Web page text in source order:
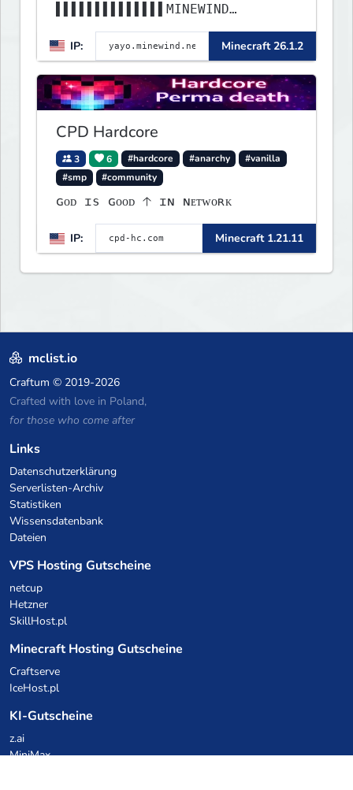
▌▌▌▌▌▌▌▌▌▌▌▌▌▌MINEWIND
▌▌▌▌▌▌▌▌▌▌▌▌▌▌▌▌▌▌▌▌▌▌▌▌▌▌▌▌▌▌
▌▌▌▌▌▌▌▌▌▌▌▌▌▌▌▌▌▌▌▌▌▌
IP: Minecraft 26.1.2
CPD Hardcore
3 6 #hardcore #anarchy
#vanilla
#smp
#community
ɢᴏᴅ ɪs ɢᴏᴏᴅ 🡡 ɪɴ ɴᴇᴛᴡᴏʀᴋ
IP: Minecraft 1.21.11
mclist.io
Craftum © 2019-2026
Crafted with love in Poland,
for those who come after
Links
Datenschutzerklärung
Serverlisten-Archiv
Statistiken
Wissensdatenbank
Dateien
VPS Hosting Gutscheine
netcup
Hetzner
SkillHost.pl
Minecraft Hosting Gutscheine
Craftserve
IceHost.pl
KI-Gutscheine
z.ai
MiniMax